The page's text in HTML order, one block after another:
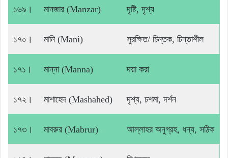
১৬৯। মানজার (Manzar) দৃষ্টি, দৃশ্য
১৭০। মানি (Mani) সুরক্ষিত/ চিন্তক, চিন্তাশীল
১৭১। মান্না (Manna) দয়া করা
১৭২। মাশাহেদ (Mashahed) দৃশ্য, চশমা, দর্শন
১৭৩। মাবরুর (Mabrur) আল্লাহর অনুগ্রহ, ধন্য, সঠিক